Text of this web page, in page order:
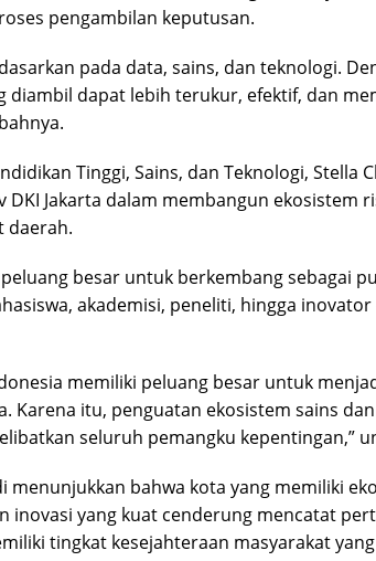
pengambilan keputusan.
pada data, sains, dan teknologi.
diambil dapat lebih terukur, efektif, dan
Tinggi, Sains, dan Teknologi, Stella
Jakarta dalam membangun ekosistem
daerah.
besar untuk berkembang sebagai
akademisi, peneliti, hingga
memiliki peluang besar untuk
Karena itu, penguatan ekosistem sains
seluruh pemangku kepentingan,”
menunjukkan bahwa kota yang memiliki
inovasi yang kuat cenderung mencatat
tingkat kesejahteraan masyarakat